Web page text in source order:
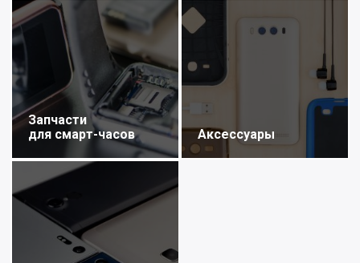
Запчасти
для смарт-часов
Аксессуары